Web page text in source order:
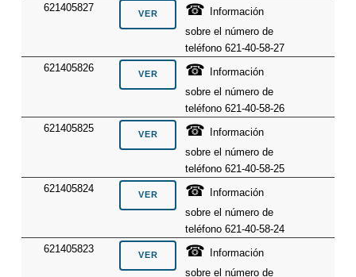
621405827
☎
Información
sobre el número de
teléfono 621-40-58-27
621405826
☎
Información
sobre el número de
teléfono 621-40-58-26
621405825
☎
Información
sobre el número de
teléfono 621-40-58-25
621405824
☎
Información
sobre el número de
teléfono 621-40-58-24
621405823
☎
Información
sobre el número de